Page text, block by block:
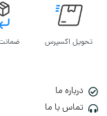
تحویل اکسپرس
درباره ما
تماس با ما